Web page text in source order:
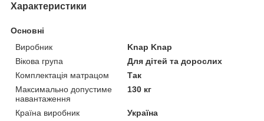
Характеристики
Основні
Виробник
Knap Knap
Вікова група
Для дітей та дорослих
Комплектація матрацом
Так
Максимально допустиме
навантаження
130 кг
Країна виробник
Україна